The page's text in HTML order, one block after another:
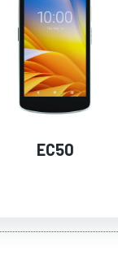
EC50